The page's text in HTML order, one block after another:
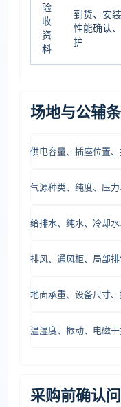
验
收
资
料
到货、安
性能确认
护
场地与公辅
供电容量、插座位置、
气源种类、纯度、压
给排水、纯水、冷却
排风、通风柜、局部
地面承重、设备尺寸
温湿度、振动、电磁干
采购前确认